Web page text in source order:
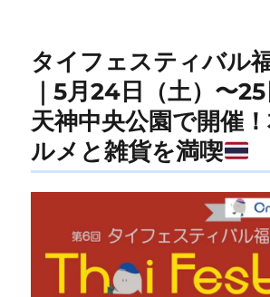
タイフェスティバル
｜5月24日（土）〜25
天神中央公園で開催
ルメと雑貨を満喫